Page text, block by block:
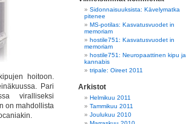
hoitoon.
Pari
viralliseksi
on mahdollista
Sidonnaisuuksista: Kävelymatka
pitenee
MS-potilas: Kasvatusvuodet in
memoriam
hostile751: Kasvatusvuodet in
memoriam
hostile751: Neuropaattinen kipu ja
kannabis
tripale: Oireet 2011
Arkistot
Helmikuu 2011
Tammikuu 2011
Joulukuu 2010